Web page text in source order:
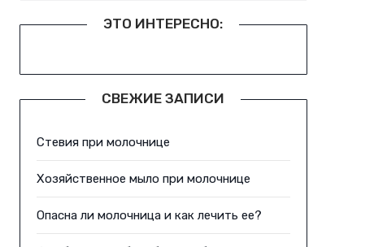
ЭТО ИНТЕРЕСНО:
СВЕЖИЕ ЗАПИСИ
Стевия при молочнице
Хозяйственное мыло при молочнице
Опасна ли молочница и как лечить ее?